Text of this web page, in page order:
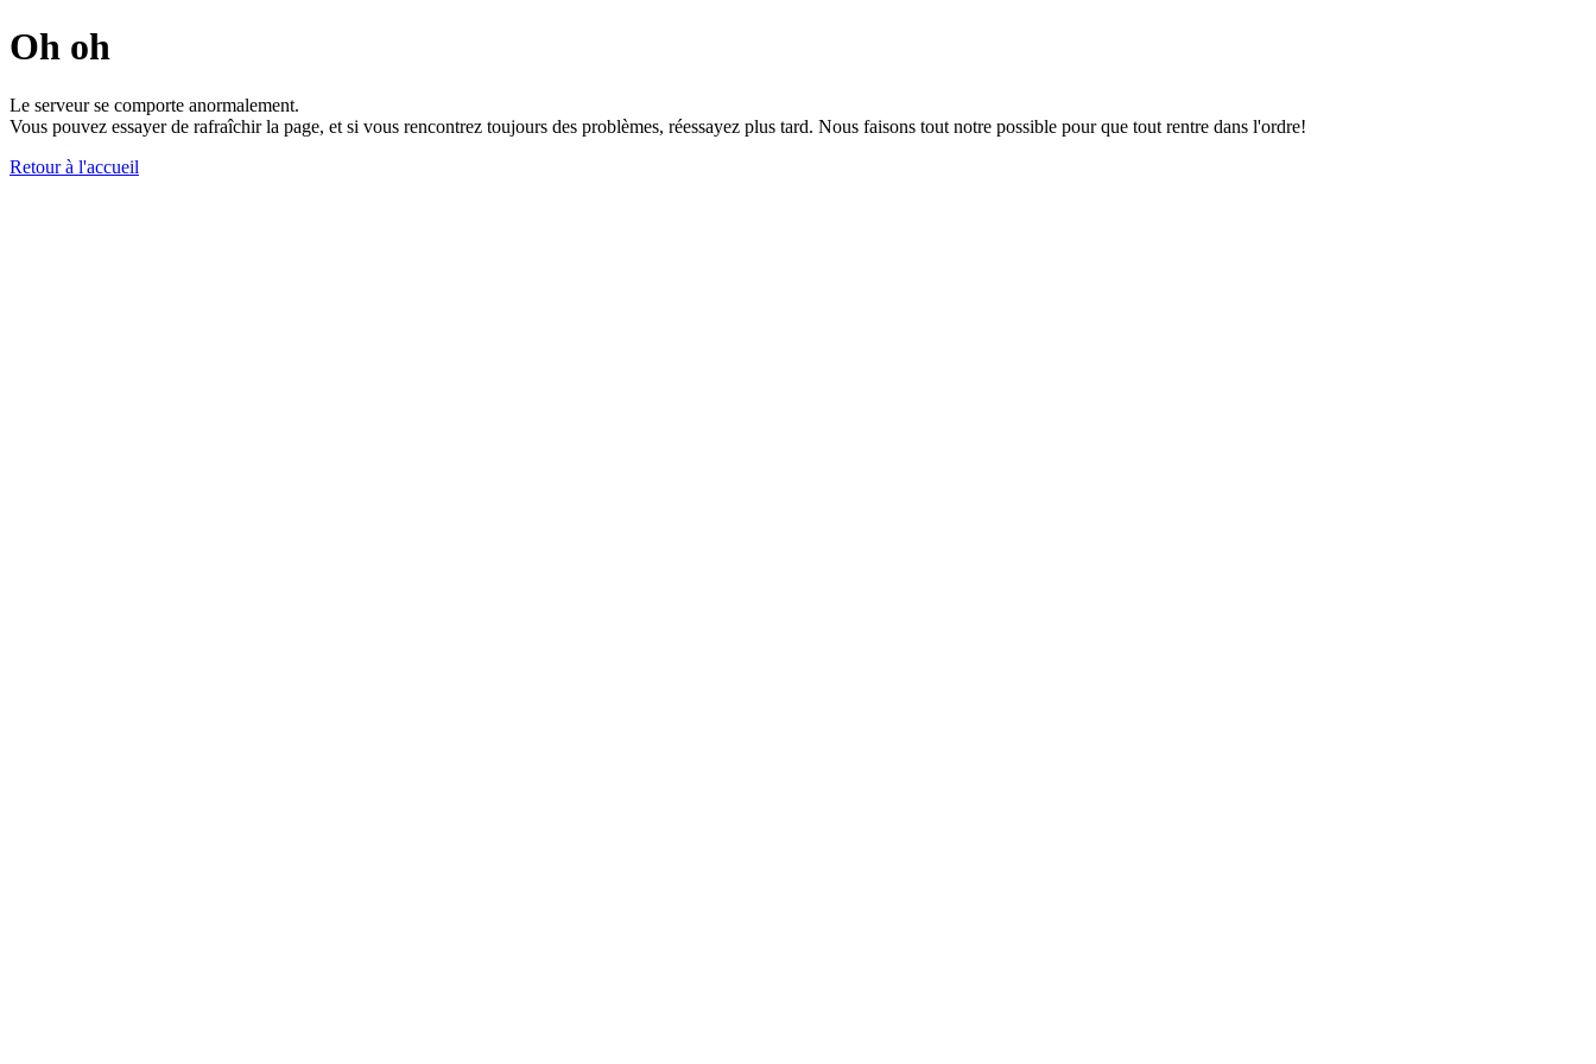
Oh oh
Le serveur se comporte anormalement.
Vous pouvez essayer de rafraîchir la page, et si vous rencontrez toujours des problèmes, réessayez plus tard. Nous faisons tout notre possible pour que tout rentre dans l'ordre!
Retour à l'accueil